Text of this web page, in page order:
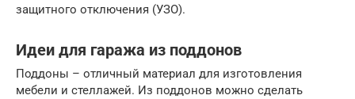
защитного отключения (УЗО).
Идеи для гаража из поддонов
Поддоны – отличный материал для изготовления
мебели и стеллажей. Из поддонов можно сделать